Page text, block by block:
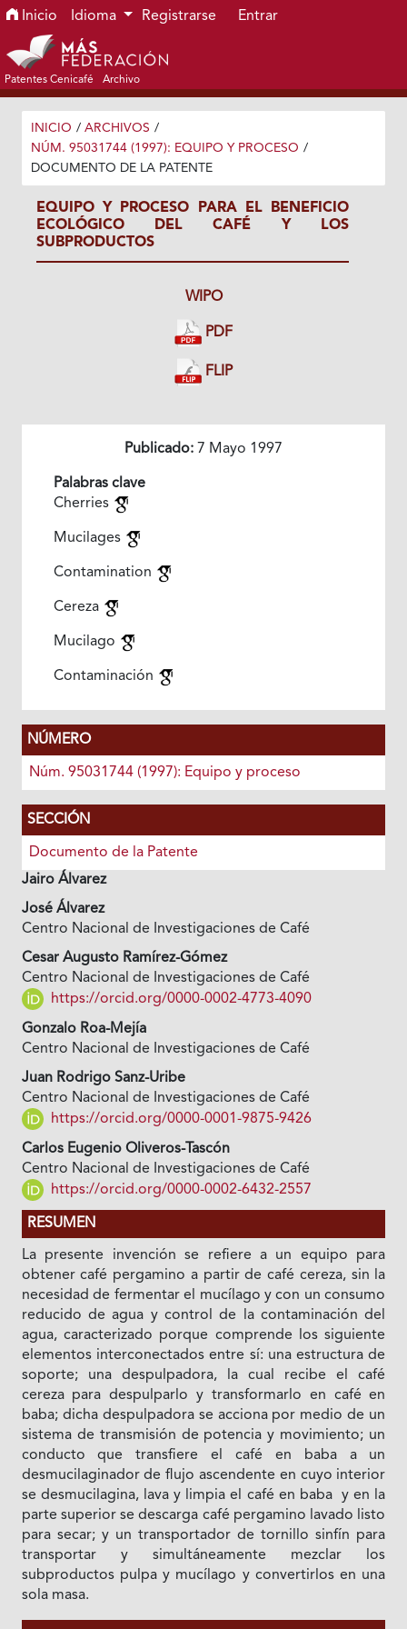
Ir al menú de navegación principal
Ir al contenido principal
Ir al pie de página del sitio
Inicio Idioma Registrarse Entrar
Patentes Cenicafé Archivo
INICIO / ARCHIVOS /
NÚM. 95031744 (1997): EQUIPO Y PROCESO /
DOCUMENTO DE LA PATENTE
EQUIPO Y PROCESO PARA EL BENEFICIO
ECOLÓGICO DEL CAFÉ Y LOS
SUBPRODUCTOS
WIPO
PDF
FLIP
Publicado: 7 Mayo 1997
Palabras clave
Cherries
Mucilages
Contamination
Cereza
Mucilago
Contaminación
NÚMERO
Núm. 95031744 (1997): Equipo y proceso
SECCIÓN
Documento de la Patente
Jairo Álvarez
José Álvarez
Centro Nacional de Investigaciones de Café
Cesar Augusto Ramírez-Gómez
Centro Nacional de Investigaciones de Café
https://orcid.org/0000-0002-4773-4090
Gonzalo Roa-Mejía
Centro Nacional de Investigaciones de Café
Juan Rodrigo Sanz-Uribe
Centro Nacional de Investigaciones de Café
https://orcid.org/0000-0001-9875-9426
Carlos Eugenio Oliveros-Tascón
Centro Nacional de Investigaciones de Café
https://orcid.org/0000-0002-6432-2557
RESUMEN
La presente invención se refiere a un equipo para
obtener café pergamino a partir de café cereza, sin la
necesidad de fermentar el mucílago y con un consumo
reducido de agua y control de la contaminación del
agua, caracterizado porque comprende los siguiente
elementos interconectados entre sí: una estructura de
soporte; una despulpadora, la cual recibe el café
cereza para despulparlo y transformarlo en café en
baba; dicha despulpadora se acciona por medio de un
sistema de transmisión de potencia y movimiento; un
conducto que transfiere el café en baba a un
desmucilaginador de flujo ascendente en cuyo interior
se desmucilagina, lava y limpia el café en baba y en la
parte superior se descarga café pergamino lavado listo
para secar; y un transportador de tornillo sinfín para
transportar y simultáneamente mezclar los
subproductos pulpa y mucílago y convertirlos en una
sola masa.